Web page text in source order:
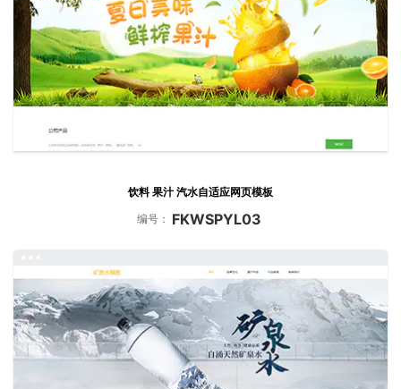
饮料 果汁 汽水自适应网页模板
编号： FKWSPYL03